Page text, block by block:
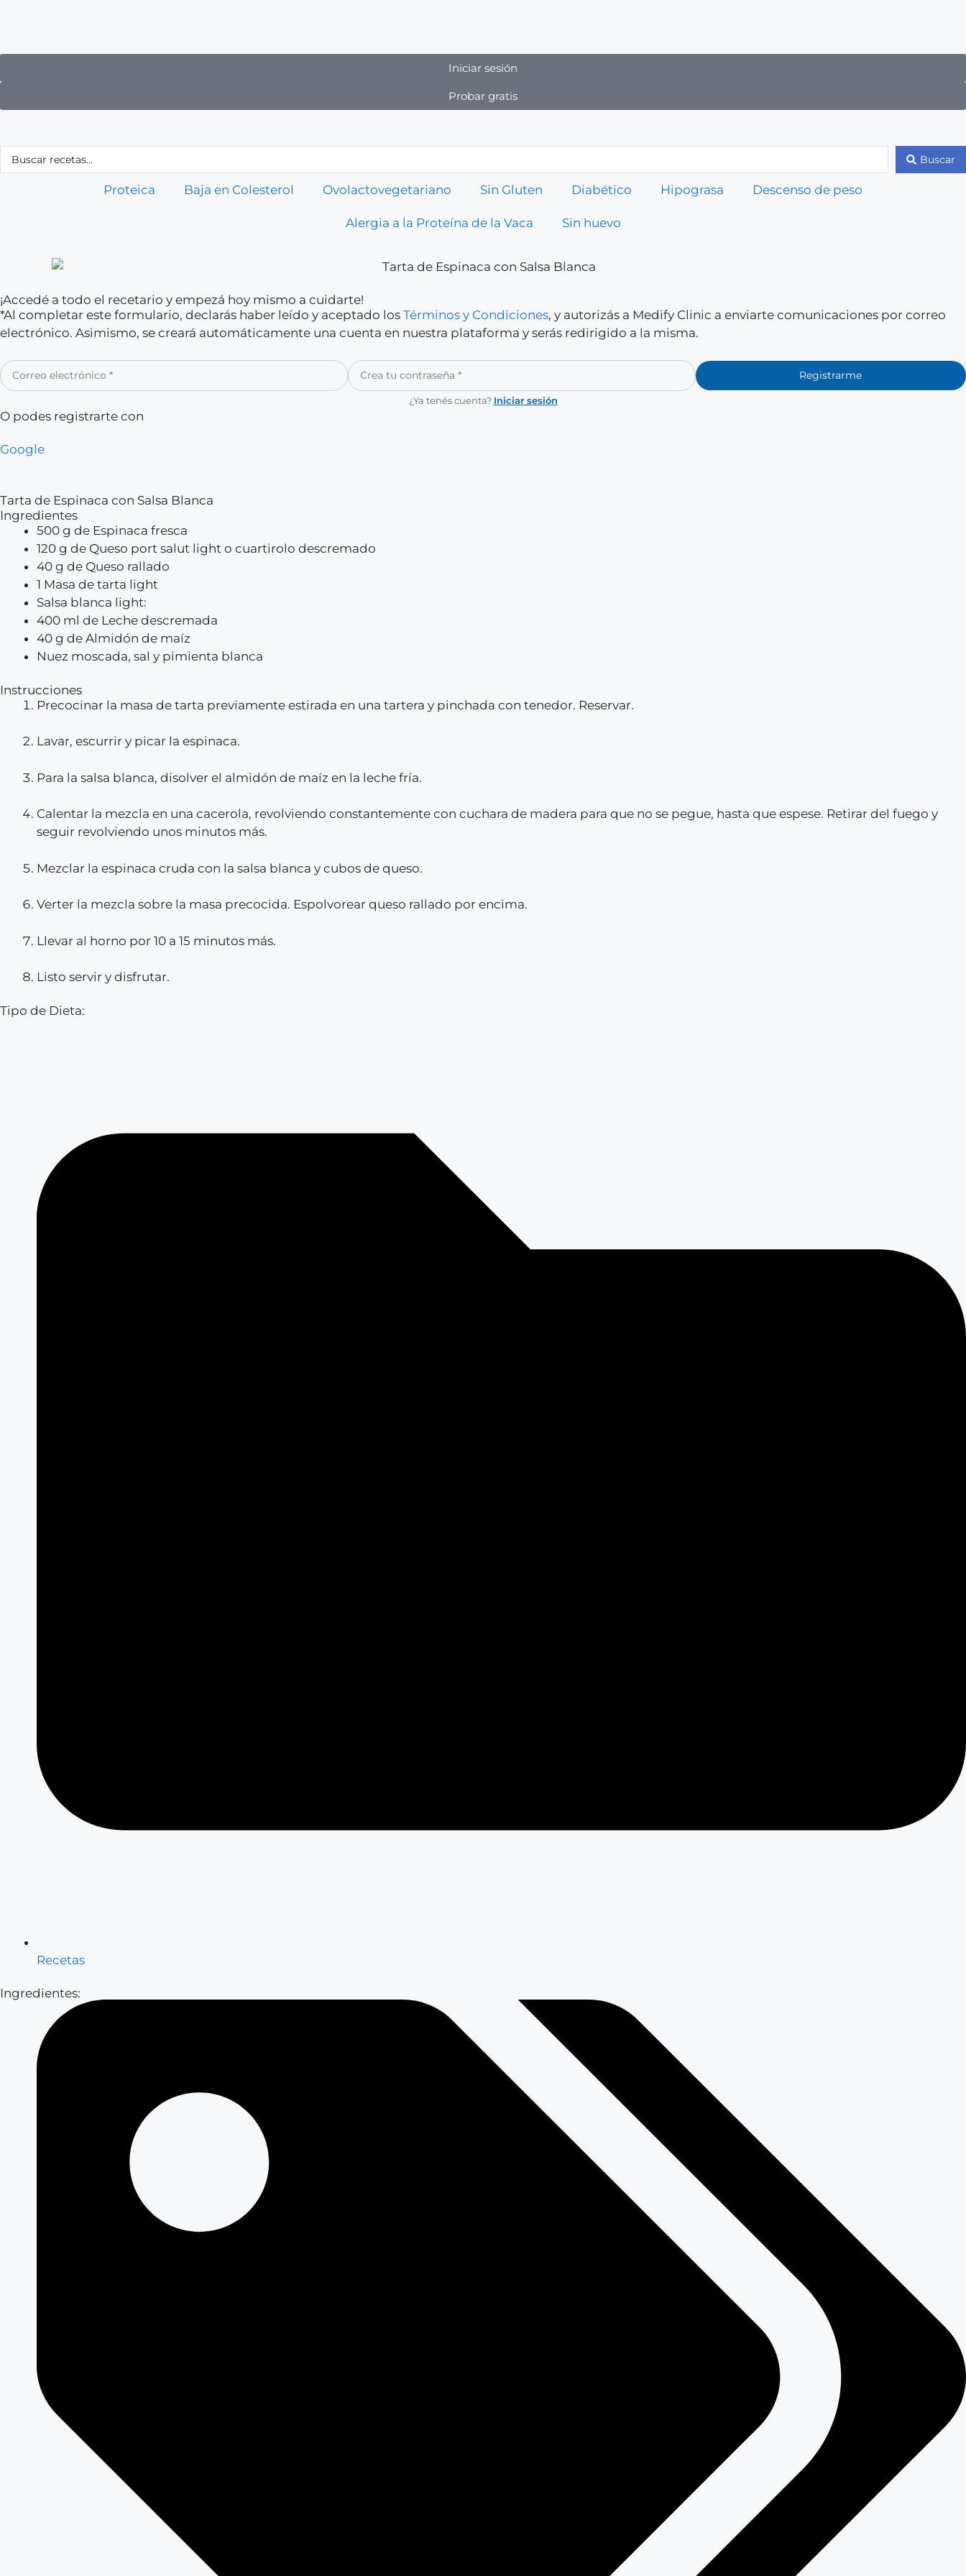
Iniciar sesión
Probar gratis
Buscar
Proteica Baja en Colesterol Ovolactovegetariano Sin Gluten Diabético Hipograsa Descenso de peso
Alergia a la Proteína de la Vaca Sin huevo
¡Accedé a todo el recetario y empezá hoy mismo a cuidarte!
*Al completar este formulario, declarás haber leído y aceptado los Términos y Condiciones, y autorizás a Medify Clinic a enviarte comunicaciones por correo
electrónico. Asimismo, se creará automáticamente una cuenta en nuestra plataforma y serás redirigido a la misma.
Registrarme
¿Ya tenés cuenta? Iniciar sesión
O podes registrarte con
Google
Tarta de Espinaca con Salsa Blanca
Ingredientes
500 g de Espinaca fresca
120 g de Queso port salut light o cuartirolo descremado
40 g de Queso rallado
1 Masa de tarta light
Salsa blanca light:
400 ml de Leche descremada
40 g de Almidón de maíz
Nuez moscada, sal y pimienta blanca
Instrucciones
Precocinar la masa de tarta previamente estirada en una tartera y pinchada con tenedor. Reservar.
Lavar, escurrir y picar la espinaca.
Para la salsa blanca, disolver el almidón de maíz en la leche fría.
Calentar la mezcla en una cacerola, revolviendo constantemente con cuchara de madera para que no se pegue, hasta que espese. Retirar del fuego y
seguir revolviendo unos minutos más.
Mezclar la espinaca cruda con la salsa blanca y cubos de queso.
Verter la mezcla sobre la masa precocida. Espolvorear queso rallado por encima.
Llevar al horno por 10 a 15 minutos más.
Listo servir y disfrutar.
Tipo de Dieta:
Recetas
Ingredientes: